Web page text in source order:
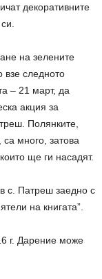
декоративните
на зелените
взе следното
– 21 март, да
акция за
Полянките,
много, затова
ще ги насадят.
с. Патреш заедно с
на книгата”.
г. Дарение може